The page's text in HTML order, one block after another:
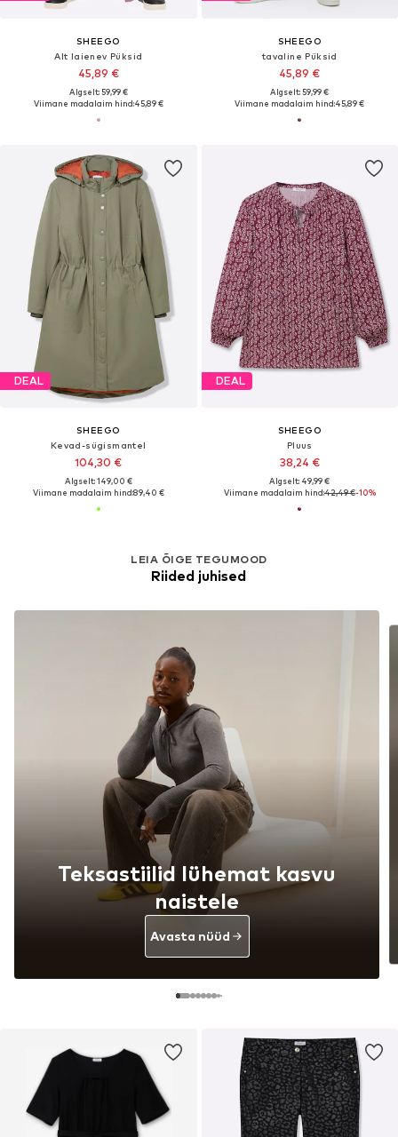
SHEEGO
Alt laienev Püksid
45,89 €
Algselt: 59,99 €
Viimane madalaim hind:45,89 €
SHEEGO
tavaline Püksid
45,89 €
Algselt: 59,99 €
Viimane madalaim hind:45,89 €
DEAL
SHEEGO
Kevad-sügismantel
104,30 €
Algselt: 149,00 €
Viimane madalaim hind:89,40 €
DEAL
SHEEGO
Pluus
38,24 €
Algselt: 49,99 €
Viimane madalaim hind:42,49 €-10%
LEIA ÕIGE TEGUMOOD
Riided juhised
Teksastiilid lühemat kasvu
naistele
Avasta nüüd